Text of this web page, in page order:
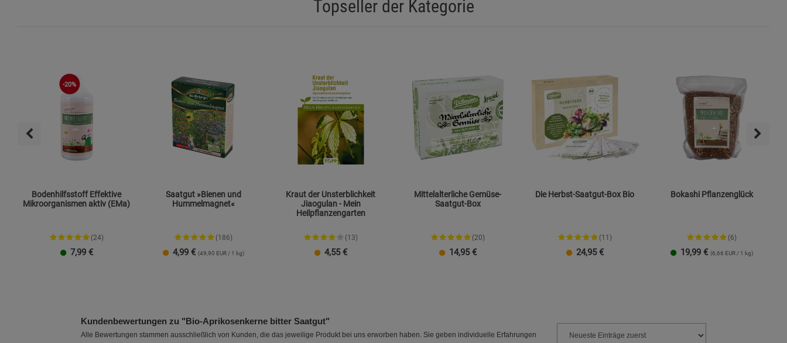
Topseller der Kategorie
-20%
Bodenhilfsstoff Effektive
Mikroorganismen aktiv (EMa)
(24)
7,99 €
Saatgut »Bienen und
Hummelmagnet«
(186)
4,99 € (49,90 EUR / 1 kg)
Kraut der Unsterblichkeit
Jiaogulan - Mein
Heilpflanzengarten
(13)
4,55 €
Mittelalterliche Gemüse-
Saatgut-Box
(20)
14,95 €
Die Herbst-Saatgut-Box Bio
(11)
24,95 €
Bokashi Pflanzenglück
(6)
19,99 € (6,66 EUR / 1 kg)
Kundenbewertungen zu "Bio-Aprikosenkerne bitter Saatgut"
Alle Bewertungen stammen ausschließlich von Kunden, die das jeweilige Produkt bei uns erworben haben. Sie geben individuelle Erfahrungen
Marketing Cookies (3)